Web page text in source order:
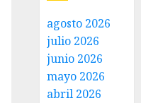
agosto 2026
julio 2026
junio 2026
mayo 2026
abril 2026